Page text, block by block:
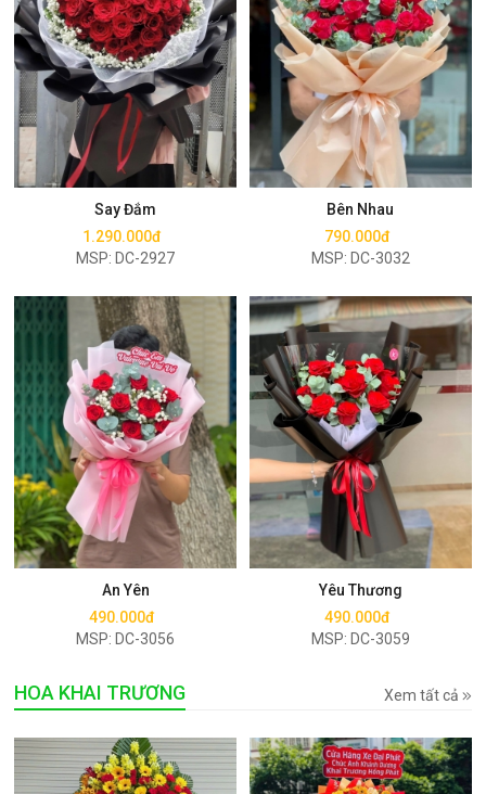
Say Đắm
1.290.000đ
MSP: DC-2927
Mua ngay
Bên Nhau
790.000đ
MSP: DC-3032
Mua ngay
An Yên
490.000đ
MSP: DC-3056
Mua ngay
Yêu Thương
490.000đ
MSP: DC-3059
Mua ngay
HOA KHAI TRƯƠNG Xem tất cả